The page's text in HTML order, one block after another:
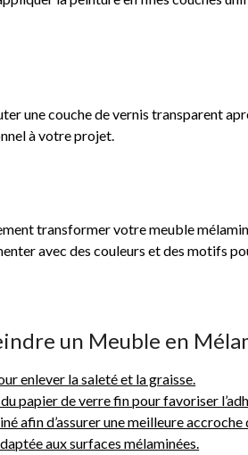
une couche de vernis transparent
à votre projet.
transformer votre meuble
avec des couleurs et des motifs
un Meuble en
enlever la saleté et la graisse.
papier de verre fin pour favoriser
afin d’assurer une meilleure accroche
aux surfaces mélaminées.